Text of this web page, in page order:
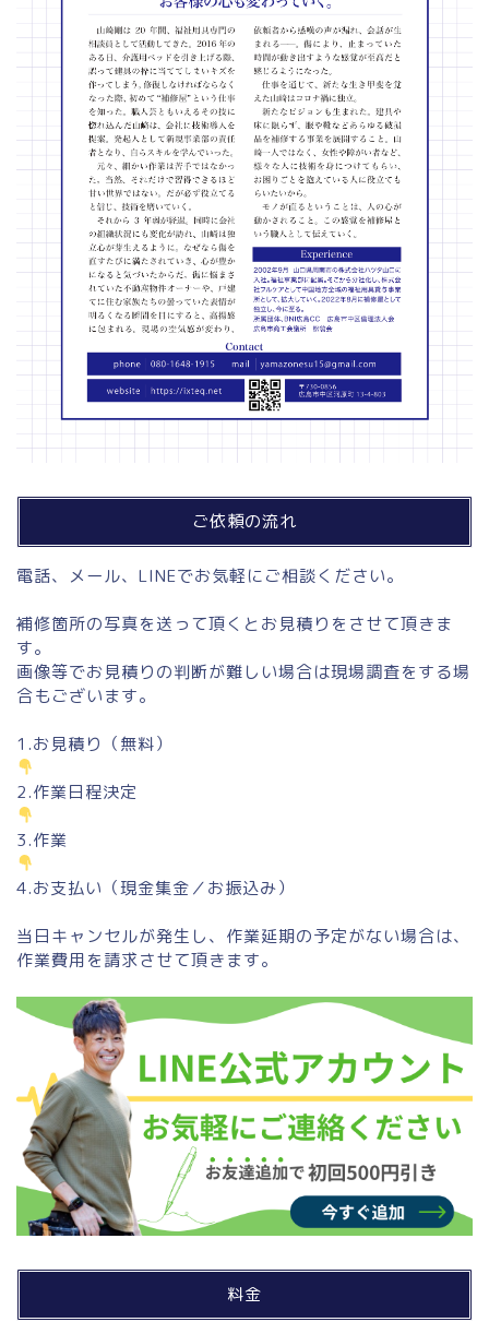
ご依頼の流れ
電話、メール、LINEでお気軽にご相談ください。
補修箇所の写真を送って頂くとお見積りをさせて頂きま
す。
画像等でお見積りの判断が難しい場合は現場調査をする場
合もございます。
1.お見積り（無料）
2.作業日程決定
3.作業
4.お支払い（現金集金／お振込み）
当日キャンセルが発生し、作業延期の予定がない場合は、
作業費用を請求させて頂きます。
料金